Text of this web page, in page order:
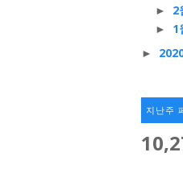
► 2
► 1
►
지난주